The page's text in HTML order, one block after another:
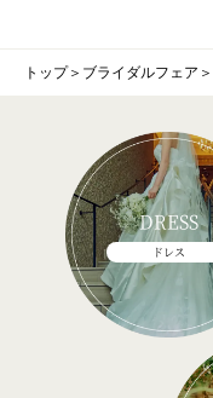
トップ＞ ブライダルフェア ＞
DRESS
ドレス